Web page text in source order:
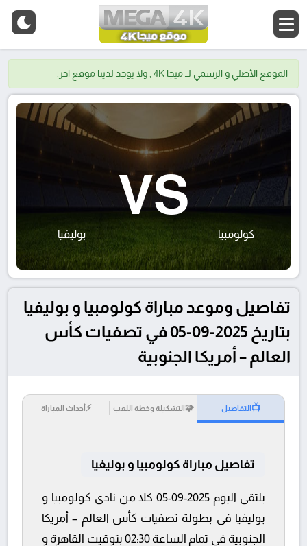
الموقع الأصلي و الرسمي لــ ميجا 4K , ولا يوجد لدينا موقع اخر.
كولومبيا
VS
بوليفيا
تفاصيل وموعد مباراة كولومبيا و بوليفيا
بتاريخ 2025-09-05 في تصفيات كأس
العالم – أمريكا الجنوبية
📺التفاصيل 🧩التشكيلة وخطة اللعب ⚡أحداث المباراة
تفاصيل مباراة كولومبيا و بوليفيا
يلتقى اليوم 2025-09-05 كلا من نادى كولومبيا و
بوليفيا فى بطولة تصفيات كأس العالم – أمريكا
الجنوبية فى تمام الساعة 02:30 بتوقيت القاهرة و